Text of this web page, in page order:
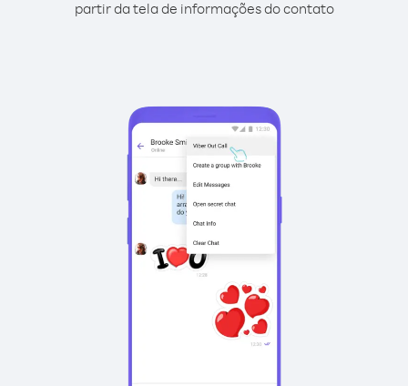
partir da tela de informações do contato